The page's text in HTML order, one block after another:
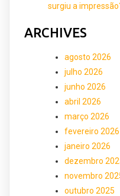
surgiu a
ARCHIVES
agosto 2026
julho 2026
junho 2026
abril 2026
março 2026
fevereiro 2026
janeiro 2026
dezembro
novembro
outubro 2025